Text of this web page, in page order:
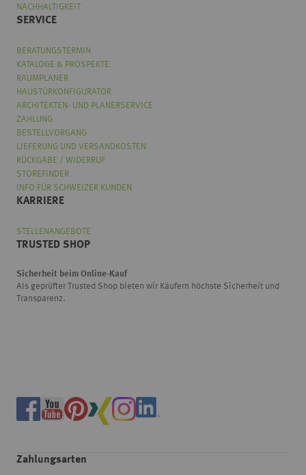
NACHHALTIGKEIT
SERVICE
BERATUNGSTERMIN
KATALOGE & PROSPEKTE
RAUMPLANER
HAUSTÜRKONFIGURATOR
ARCHITEKTEN- UND PLANERSERVICE
ZAHLUNG
BESTELLVORGANG
LIEFERUNG UND VERSANDKOSTEN
RÜCKGABE / WIDERRUF
STOREFINDER
INFO FÜR SCHWEIZER KUNDEN
KARRIERE
STELLENANGEBOTE
TRUSTED SHOP
Sicherheit beim Online-Kauf
Als geprüfter Trusted Shop bieten wir Käufern höchste Sicherheit und
Transparenz.
Zahlungsarten